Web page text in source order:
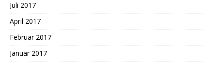
Juli 2017
April 2017
Februar 2017
Januar 2017